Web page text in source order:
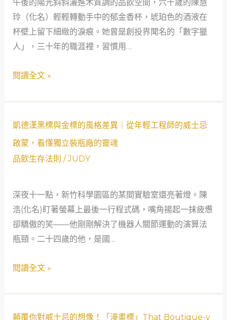
購
買
權
利
午後的陽光斜斜灑進木質調的品飲空間，六十歲的陳慧
玲（化名）輕輕轉動手中的郁金香杯，琥珀色的酒液在
杯壁上留下細緻的淚痕。她曾是創投界聞名的「數字獵
人」，三十年的職涯裡，習慣用…
酒
代
碼：
從
到
密
一
場
暖
的
品
飲
索
閱讀全文 »
凱德漢黑標與金標的風格差異｜從年輕工程師的威士忌
啟蒙，看懂獨立裝瓶廠的靈魂
品飲生存法則 /JUDY
深夜十一點，新竹科學園區的某間實驗室還亮著燈。陳
浩(化名)盯著螢幕上最後一行程式碼，嘴角揚起一抹疲憊
卻驕傲的笑——他剛剛解決了機器人關節運動的演算法
瓶頸。二十四歲的他，是國…
凱
黑
與
金
標
的
格
｜
閱讀全文 »
顛覆你對威士忌的想像！「漫畫標」That Boutique-y
顛